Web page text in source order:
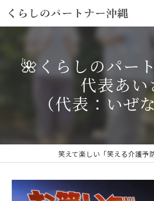
🌺くらしのパー
代表あい
（代表：いぜ
笑えて楽しい「笑える介護予